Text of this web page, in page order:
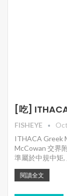
[吃]
FISHEYE
ITHACA Greek
McCowan 交界
準屬於中規中矩,
閱讀全文